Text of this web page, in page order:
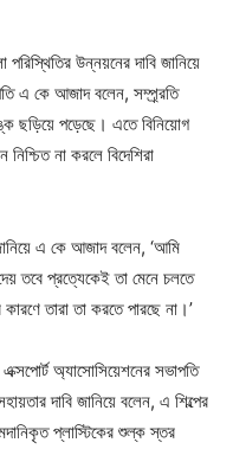
উন্নয়নের দাবি জানিয়ে
এ কে আজাদ বলেন, সম্প্র্রতি
ছড়িয়ে পড়েছে। এতে বিনিয়োগ
না করলে বিদেশিরা
এ কে আজাদ বলেন, ‘আমি
তবে প্রত্যেকেই তা মেনে চলতে
তারা তা করতে পারছে না।’
অ্যাসোসিয়েশনের সভাপতি
দাবি জানিয়ে বলেন, এ শিল্পের
প্লাস্টিকের শুল্ক স্তর